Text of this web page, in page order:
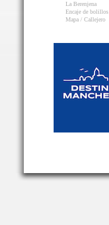
La Berenjena
Encaje de bolillos
Mapa / Callejero